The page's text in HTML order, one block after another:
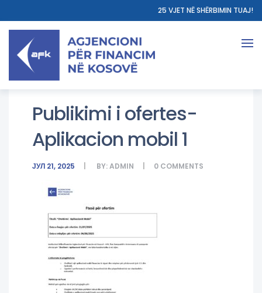
25 VJET NË SHËRBIMIN TUAJ!
Publikimi i ofertes-
Aplikacion mobil 1
ЈУЛ 21, 2025 BY:ADMIN 0 COMMENTS